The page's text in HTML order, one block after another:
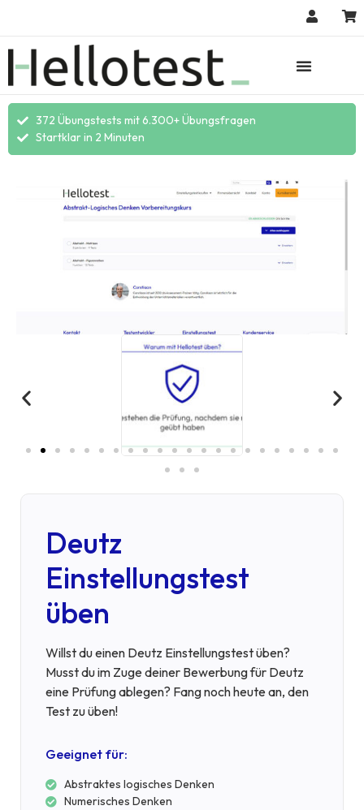
372 Übungstests mit 6.300+ Übungsfragen
Startklar in 2 Minuten
Deutz
Einstellungstest
üben
Willst du einen Deutz Einstellungstest üben?
Musst du im Zuge deiner Bewerbung für Deutz
eine Prüfung ablegen? Fang noch heute an, den
Test zu üben!
Geeignet für:
Abstraktes logisches Denken
Numerisches Denken